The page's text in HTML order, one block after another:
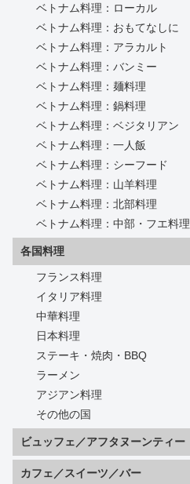
ベトナム料理：ローカル
ベトナム料理：おもてなしに
ベトナム料理：アラカルト
ベトナム料理：バンミー
ベトナム料理：麺料理
ベトナム料理：鍋料理
ベトナム料理：ベジタリアン
ベトナム料理：一人飯
ベトナム料理：シーフード
ベトナム料理：山羊料理
ベトナム料理：北部料理
ベトナム料理：中部・フエ料理
各国料理
フランス料理
イタリア料理
中華料理
日本料理
ステーキ・焼肉・BBQ
ラーメン
アジアン料理
その他の国
ビュッフェ／アフタヌーンティー
カフェ／スイーツ／バー